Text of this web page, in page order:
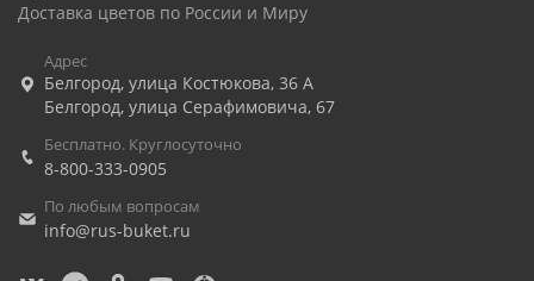
Доставка цветов по России и Миру
Адрес
Белгород, улица Костюкова, 36 А
Белгород, улица Серафимовича, 67
Бесплатно. Круглосуточно
8-800-333-0905
По любым вопросам
info@rus-buket.ru